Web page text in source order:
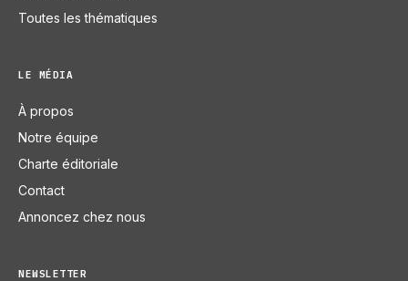
Toutes les thématiques
LE MÉDIA
À propos
Notre équipe
Charte éditoriale
Contact
Annoncez chez nous
NEWSLETTER